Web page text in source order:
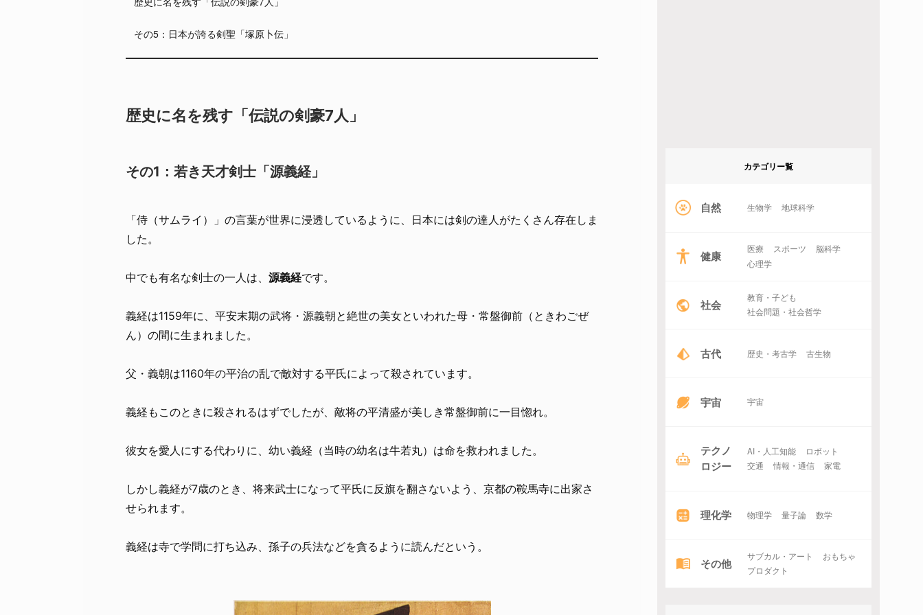
その5：日本が誇る剣聖「塚原卜伝」
歴史に名を残す「伝説の剣豪7人」
その1：若き天才剣士「源義経」
「侍（サムライ）」の言葉が世界に浸透しているように、日本には剣の達人がたくさん存在しま
した。
中でも有名な剣士の一人は、 源義経です。
義経は1159年に、平安末期の武将・源義朝と絶世の美女といわれた母・常盤御前（ときわごぜ
ん）の間に生まれました。
父・義朝は1160年の平治の乱で敵対する平氏によって殺されています。
義経もこのときに殺されるはずでしたが、敵将の平清盛が美しき常盤御前に一目惚れ。
彼女を愛人にする代わりに、幼い義経（当時の幼名は牛若丸）は命を救われました。
しかし義経が7歳のとき、将来武士になって平氏に反旗を翻さないよう、京都の鞍馬寺に出家さ
せられます。
義経は寺で学問に打ち込み、孫子の兵法などを貪るように読んだという。
カテゴリー覧
自然 生物学 地球科学
健康 医療 スポーツ
脳科学
心理学
社会
教育・子ども
社会問題・社会哲学
古代 歴史・考古学 古生物
宇宙 宇宙
テクノ
ロジー
AI・人工知能
ロボット
交通
情報・通信 家電
理化学 物理学 量子論 数学
その他 サブカル・アート
おもちゃ
プロダクト